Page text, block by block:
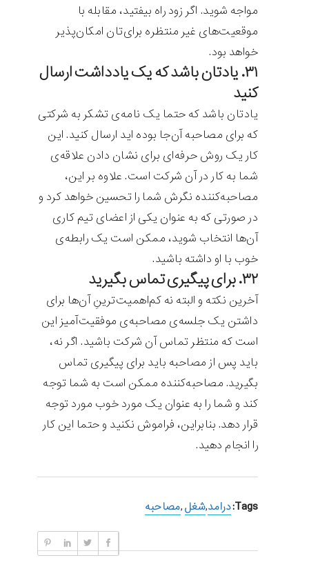
مواجه شوید. اگر زود راه بیفتید، مقابله با
موقعیت‌های غیر منتظره برای‌تان امکان‌پذیر
خواهد بود.
۳۱. یادتان باشد که یک یادداشت ارسال
کنید
یادتان باشد که حتما یک نامه‌ی تشکر به شرکتی
که برای مصاحبه آن‌جا بوده ‌اید ارسال کنید. این
کار یک روش حرفه‌ای برای نشان دادن علاقه‌ی
شما به کار در آن شرکت است. علاوه بر این،
مصاحبه‌کننده نگرش شما را تحسین خواهد کرد و
در صورتی که به عنوان یکی از اعضای تیم کاری
آن‌ها انتخاب شوید، ممکن است یک رابطه‌ی
خوب با او داشته باشید.
۳۲. برای پیگیری تماس بگیرید
آخرین نکته و البته نه کم‌اهمیت‌ترینِ آن‌ها برای
داشتن یک جلسه‌ی مصاحبه‌ی موفقیت‌آمیز این
است که منتظر تماس آن شرکت باشید. اگر نه،
باید پس از مصاحبه باید برای پیگیری تماس
بگیرید. مصاحبه‌کننده ممکن است به شما توجه
کند و شما را به عنوان یک مورد خوب مورد توجه
قرار دهد. بنابراین، فراموش نکنید و حتما این کار
را انجام دهید.
Tags: درامد,شغل,مصاحبه